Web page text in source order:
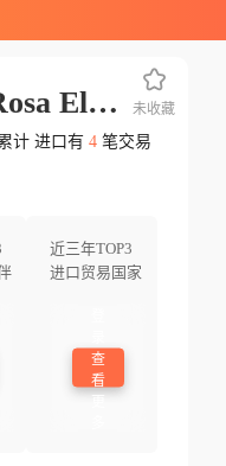
Mantilla Segura Rosa Elvira
计 进口有 4笔交易
近三年TOP3
进口贸易国家
查
看
未收藏